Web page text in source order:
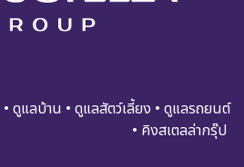
• ดูแ​​​ล​บ้า​น • ดูแล​สัตว์เลี้ยง • ดูแล​รถย​นต์
• คิงสเตลล่ากรุ๊ป